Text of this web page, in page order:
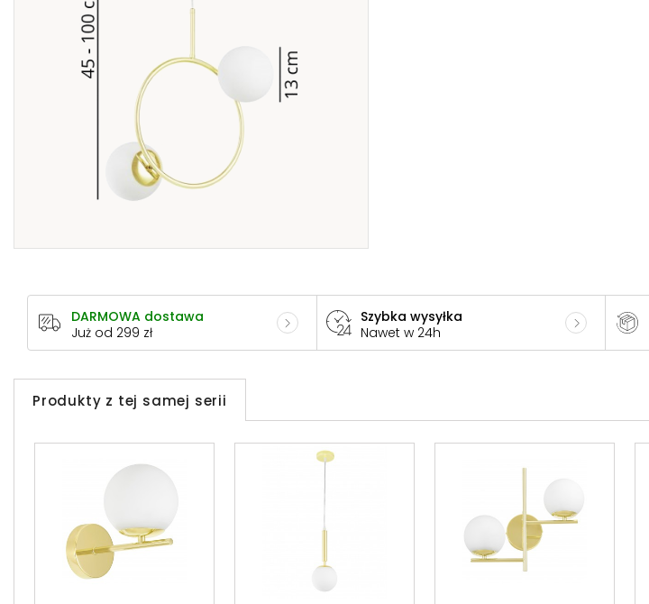
DARMOWA dostawa
Już od 299 zł
Szybka wysyłka
Nawet w 24h
Produkty z tej samej serii